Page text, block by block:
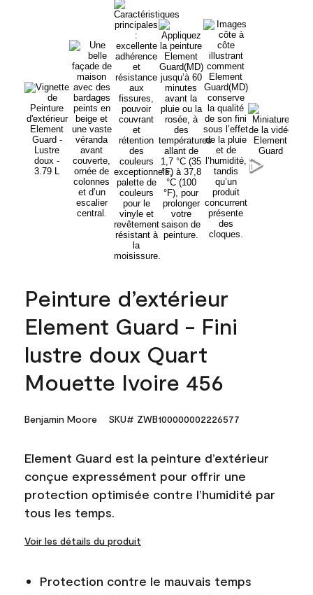
Peinture d’extérieur
Element Guard - Fini
lustre doux Quart
Mouette Ivoire 456
Benjamin Moore SKU# ZWB100000002226577
Element Guard est la peinture d’extérieur
conçue expressément pour offrir une
protection optimisée contre l’humidité par
tous les temps.
Voir les détails du produit
Protection contre le mauvais temps